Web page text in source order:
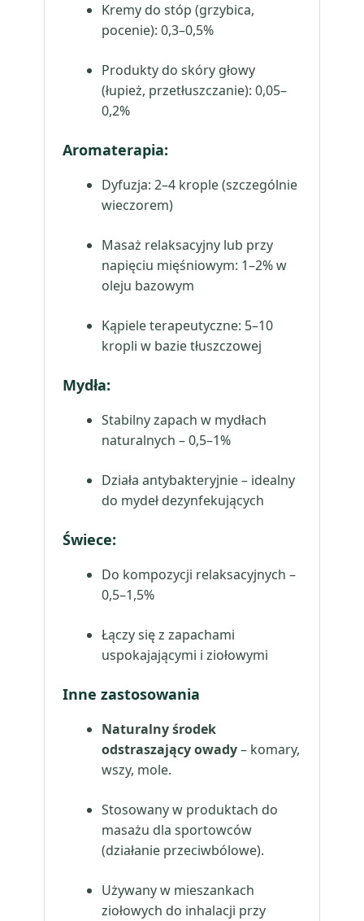
Kremy do stóp (grzybica,
pocenie): 0,3–0,5%
Produkty do skóry głowy
(łupież, przetłuszczanie): 0,05–
0,2%
Aromaterapia:
Dyfuzja: 2–4 krople (szczególnie
wieczorem)
Masaż relaksacyjny lub przy
napięciu mięśniowym: 1–2% w
oleju bazowym
Kąpiele terapeutyczne: 5–10
kropli w bazie tłuszczowej
Mydła:
Stabilny zapach w mydłach
naturalnych – 0,5–1%
Działa antybakteryjnie – idealny
do mydeł dezynfekujących
Świece:
Do kompozycji relaksacyjnych –
0,5–1,5%
Łączy się z zapachami
uspokajającymi i ziołowymi
Inne zastosowania
Naturalny środek
odstraszający owady– komary,
wszy, mole.
Stosowany w produktach do
masażu dla sportowców
(działanie przeciwbólowe).
Używany w mieszankach
ziołowych do inhalacji przy